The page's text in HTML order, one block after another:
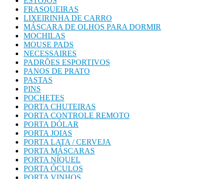
FRASQUEIRAS
LIXEIRINHA DE CARRO
MÁSCARA DE OLHOS PARA DORMIR
MOCHILAS
MOUSE PADS
NECESSAIRES
PADRÕES ESPORTIVOS
PANOS DE PRATO
PASTAS
PINS
POCHETES
PORTA CHUTEIRAS
PORTA CONTROLE REMOTO
PORTA DÓLAR
PORTA JOIAS
PORTA LATA / CERVEJA
PORTA MÁSCARAS
PORTA NÍQUEL
PORTA ÓCULOS